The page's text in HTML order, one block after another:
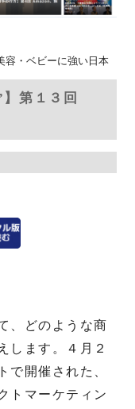
容・ベビーに強い日本
】第１３回
、どのような商
します。４月２
で開催された、
トマーケティン